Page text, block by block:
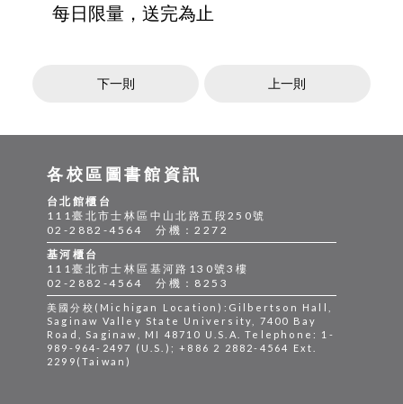
每日限量，送完為止
下一則 上一則
各校區圖書館資訊
台北館櫃台
111臺北市士林區中山北路五段250號
02-2882-4564 分機：2272
基河櫃台
111臺北市士林區基河路130號3樓
02-2882-4564 分機：8253
美國分校(Michigan Location):Gilbertson Hall,
Saginaw Valley State University, 7400 Bay
Road, Saginaw, MI 48710 U.S.A. Telephone: 1-
989-964-2497 (U.S.); +886 2 2882-4564 Ext.
2299(Taiwan)